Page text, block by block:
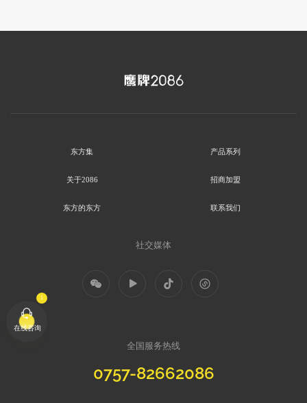
东方集 产品系列
关于2086 招商加盟
东方的东方 联系我们
社交媒体
全国服务热线
0757-82662086
在线咨询